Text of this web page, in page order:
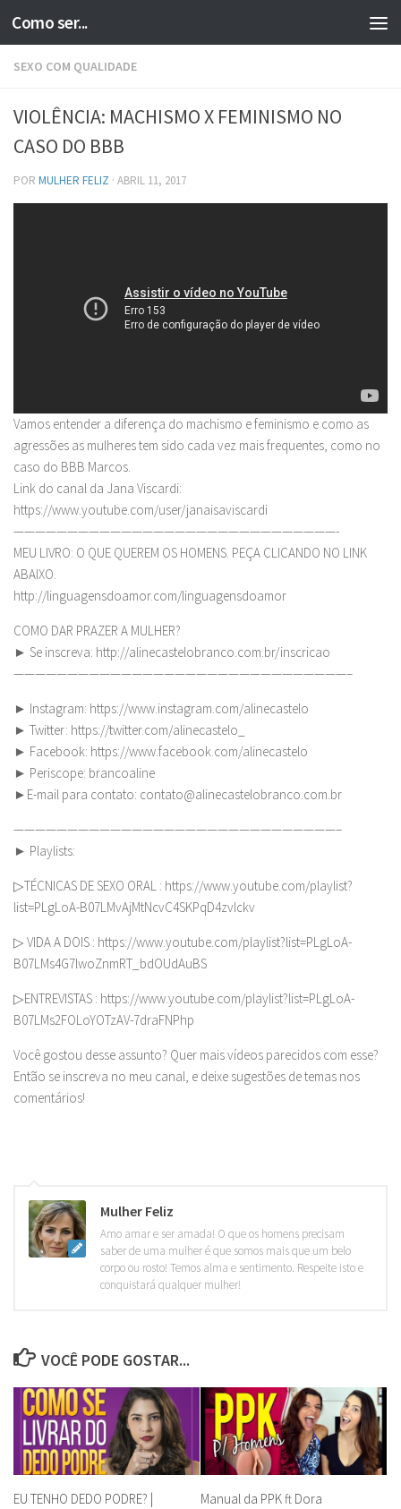
Skip to content
Como ser...
SEXO COM QUALIDADE
VIOLÊNCIA: MACHISMO X FEMINISMO NO
CASO DO BBB
POR MULHER FELIZ · ABRIL 11, 2017
Vamos entender a diferença do machismo e feminismo e como as
agressões as mulheres tem sido cada vez mais frequentes, como no
caso do BBB Marcos.
Link do canal da Jana Viscardi:
https://www.youtube.com/user/janaisaviscardi
——————————————————————————————-
MEU LIVRO: O QUE QUEREM OS HOMENS. PEÇA CLICANDO NO LINK
ABAIXO.
http://linguagensdoamor.com/linguagensdoamor
COMO DAR PRAZER A MULHER?
► Se inscreva: http://alinecastelobranco.com.br/inscricao
———————————————————————————————–
► Instagram: https://www.instagram.com/alinecastelo
► Twitter: https://twitter.com/alinecastelo_
► Facebook: https://www.facebook.com/alinecastelo
► Periscope: brancoaline
►E-mail para contato: contato@alinecastelobranco.com.br
——————————————————————————————–
► Playlists:
▷TÉCNICAS DE SEXO ORAL : https://www.youtube.com/playlist?
list=PLgLoA-B07LMvAjMtNcvC4SKPqD4zvIckv
▷ VIDA A DOIS : https://www.youtube.com/playlist?list=PLgLoA-
B07LMs4G7lwoZnmRT_bdOUdAuBS
▷ENTREVISTAS : https://www.youtube.com/playlist?list=PLgLoA-
B07LMs2FOLoYOTzAV-7draFNPhp
Você gostou desse assunto? Quer mais vídeos parecidos com esse?
Então se inscreva no meu canal, e deixe sugestões de temas nos
comentários!
Mulher Feliz
Amo amar e ser amada! O que os homens precisam
saber de uma mulher é que somos mais que um belo
corpo ou rosto! Temos alma e sentimento. Respeite isto e
conquistará qualquer mulher!
VOCÊ PODE GOSTAR...
EU TENHO DEDO PODRE? |
Manual da PPK ft Dora